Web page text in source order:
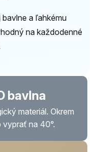
a ľahkému
na každodenné
bavlna
materiál. Okrem
vyprať na 40°.